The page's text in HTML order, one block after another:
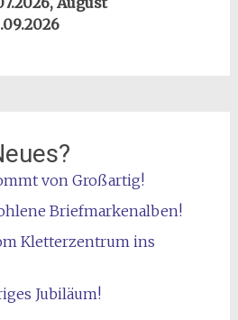
von Großartig!
Briefmarkenalben!
Kletterzentrum ins
Jubiläum!